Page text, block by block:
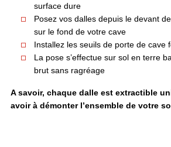
surface dure
Posez vos dalles depuis le devant
sur le fond de votre cave
Installez les seuils de porte de cave
La pose s’effectue sur sol en terre
brut sans ragréage
A savoir, chaque dalle est extractible
avoir à démonter l’ensemble de votre